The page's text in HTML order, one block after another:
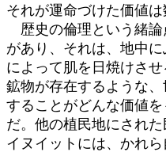
それが運命づけた価値は
歴史の倫理という緒論
があり、それは、地中
によって肌を日焼けさ
鉱物が存在するような
することがどんな価値
だ。他の植民地にされ
イヌイットには、かれ